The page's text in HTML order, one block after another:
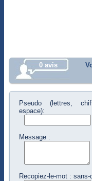
0 avis
Pseudo (lettres,
espace):
Message :
Recopiez-le-mot : sans-